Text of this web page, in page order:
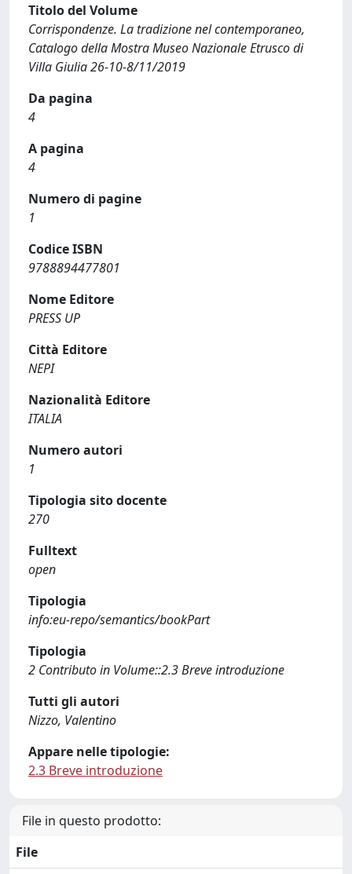
Titolo del Volume
Corrispondenze. La tradizione nel contemporaneo,
Catalogo della Mostra Museo Nazionale Etrusco di
Villa Giulia 26-10-8/11/2019
Da pagina
4
A pagina
4
Numero di pagine
1
Codice ISBN
9788894477801
Nome Editore
PRESS UP
Città Editore
NEPI
Nazionalità Editore
ITALIA
Numero autori
1
Tipologia sito docente
270
Fulltext
open
Tipologia
info:eu-repo/semantics/bookPart
Tipologia
2 Contributo in Volume::2.3 Breve introduzione
Tutti gli autori
Nizzo, Valentino
Appare nelle tipologie:
2.3 Breve introduzione
File in questo prodotto:
File